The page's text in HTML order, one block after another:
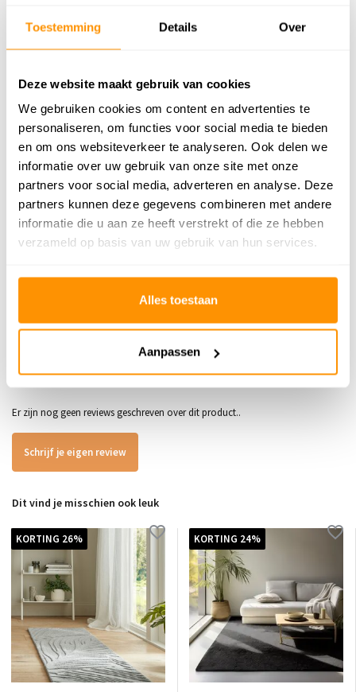
Toestemming Details Over
Deze website maakt gebruik van cookies
We gebruiken cookies om content en advertenties te
personaliseren, om functies voor social media te bieden
en om ons websiteverkeer te analyseren. Ook delen we
informatie over uw gebruik van onze site met onze
partners voor social media, adverteren en analyse. Deze
partners kunnen deze gegevens combineren met andere
informatie die u aan ze heeft verstrekt of die ze hebben
verzameld op basis van uw gebruik van hun services.
Alles toestaan
Aanpassen
Adviesprijs329,95
229,95 Je bespaart 100 euro
toewijding aan kwaliteit en esthetiek.
0/5 Gemiddelde uit 0 beoordelingen
Er zijn nog geen reviews geschreven over dit product..
Schrijf je eigen review
Dit vind je misschien ook leuk
KORTING 26% KORTING 24%